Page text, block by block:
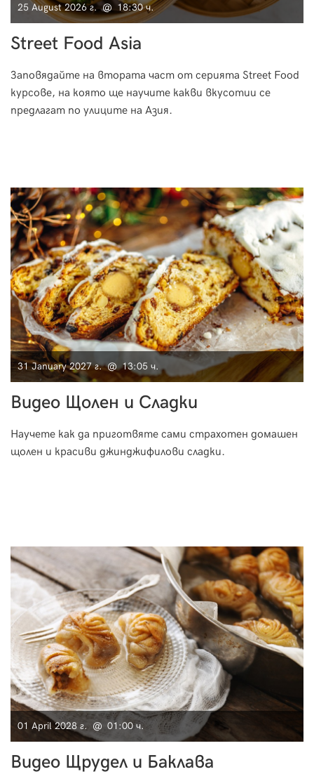
25 August 2026 г. @ 18:30 ч.
Street Food Asia
Заповядайте на втората част от серията Street Food
курсове, на която ще научите какви вкусотии се
предлагат по улиците на Азия.
31 January 2027 г. @ 13:05 ч.
Видео Щолен и Сладки
Научете как да приготвяте сами страхотен домашен
щолен и красиви джинджифилови сладки.
01 April 2028 г. @ 01:00 ч.
Видео Щрудел и Баклава